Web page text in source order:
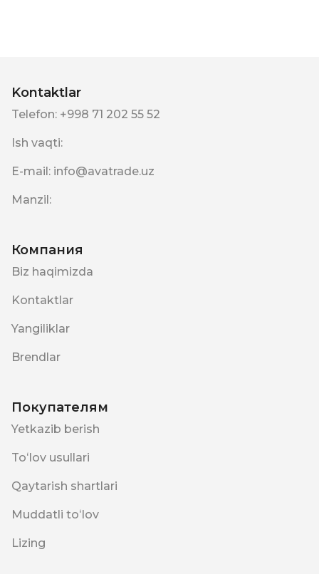
Kontaktlar
Telefon: +998 71 202 55 52
Ish vaqti:
E-mail: info@avatrade.uz
Manzil:
Компания
Biz haqimizda
Kontaktlar
Yangiliklar
Brendlar
Покупателям
Yetkazib berish
Toʻlov usullari
Qaytarish shartlari
Muddatli toʻlov
Lizing